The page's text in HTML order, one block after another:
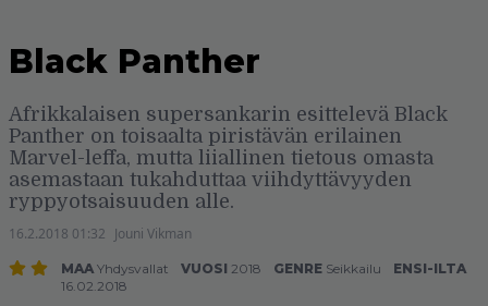
Black Panther
Afrikkalaisen supersankarin esittelevä Black
Panther on toisaalta piristävän erilainen
Marvel-leffa, mutta liiallinen tietous omasta
asemastaan tukahduttaa viihdyttävyyden
ryppyotsaisuuden alle.
16.2.2018 01:32 Jouni Vikman
MAA Yhdysvallat VUOSI 2018 GENRE Seikkailu
ENSI-ILTA
16.02.2018